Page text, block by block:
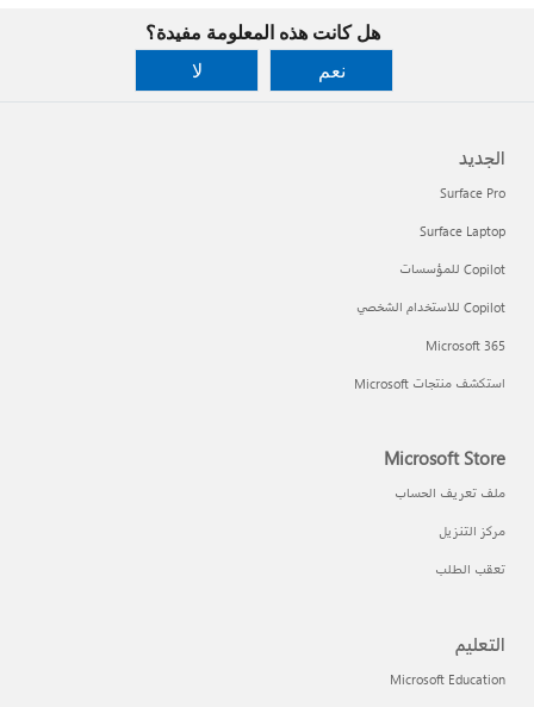
هل كانت هذه المعلومة مفيدة؟
نعم
لا
الجديد
Surface Pro
Surface Laptop
Copilot للمؤسسات
Copilot للاستخدام الشخصي
Microsoft 365
استكشف منتجات Microsoft
Microsoft Store
ملف تعريف الحساب
مركز التنزيل
تعقب الطلب
التعليم
Microsoft Education